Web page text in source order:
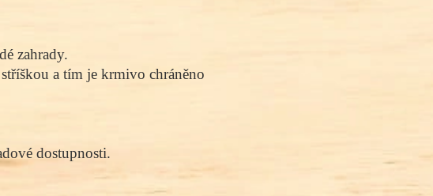
zahrady.
a tím je krmivo chráněno
dostupnosti.